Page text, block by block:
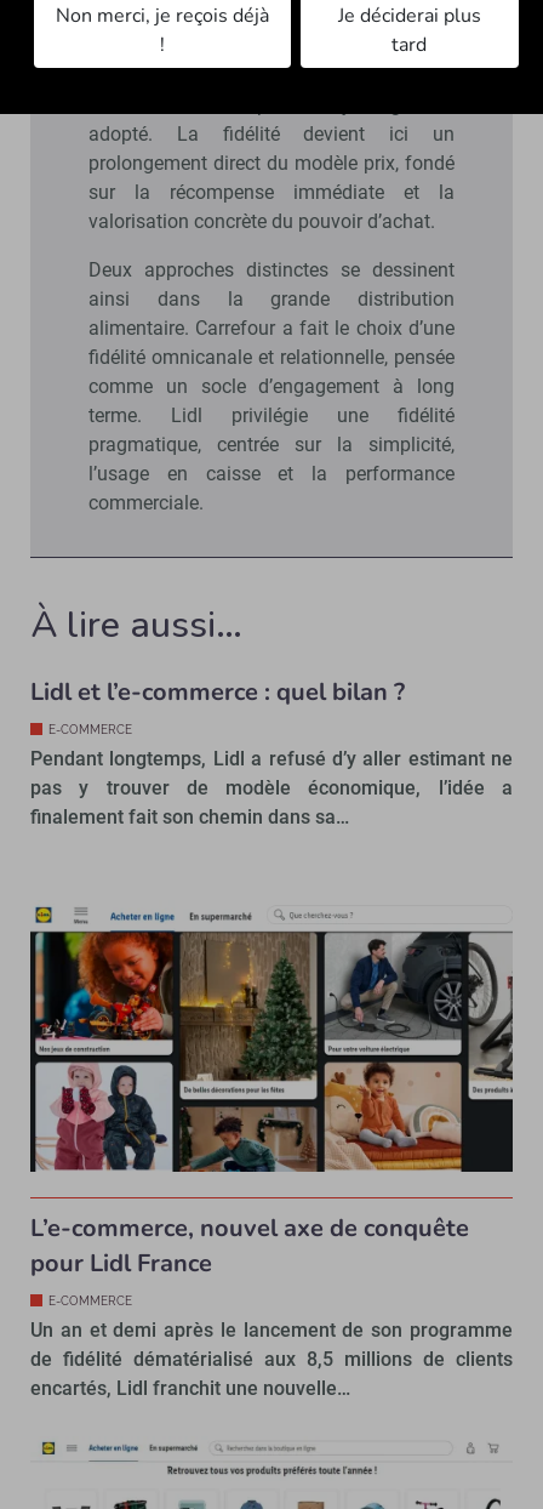
Lidl Plus, l’enseigne ne cherche pas à
enrichir son programme par empilement
de services, mais à renforcer la lisibilité et
adopté. La fidélité devient ici un
prolongement direct du modèle prix, fondé
sur la récompense immédiate et la
valorisation concrète du pouvoir d’achat.
Deux approches distinctes se dessinent
ainsi dans la grande distribution
alimentaire. Carrefour a fait le choix d’une
fidélité omnicanale et relationnelle, pensée
comme un socle d’engagement à long
terme. Lidl privilégie une fidélité
pragmatique, centrée sur la simplicité,
l’usage en caisse et la performance
commerciale.
À lire aussi…
Lidl et l’e-commerce : quel bilan ?
E-COMMERCE
Pendant longtemps, Lidl a refusé d’y aller estimant ne
pas y trouver de modèle économique, l’idée a
finalement fait son chemin dans sa…
L’e-commerce, nouvel axe de conquête
pour Lidl France
E-COMMERCE
Un an et demi après le lancement de son programme
de fidélité dématérialisé aux 8,5 millions de clients
encartés, Lidl franchit une nouvelle…
Non merci, je reçois déjà
!
Je déciderai plus
tard